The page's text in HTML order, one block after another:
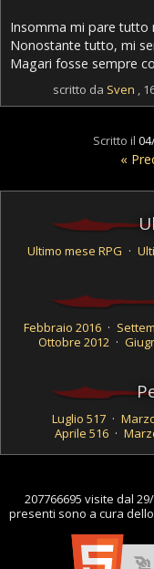
Insomma mi pare tutto
Nonostante tutto, mi
Magari fosse sempre
scritto da Sven ,
Scritto il
«
Ultimo mese RPG ·
Febbraio 2016 ·
Ottobre 2012 ·
Luglio 517 ·
Aprile 516 ·
207766695 visite dal
presenti sono a cura